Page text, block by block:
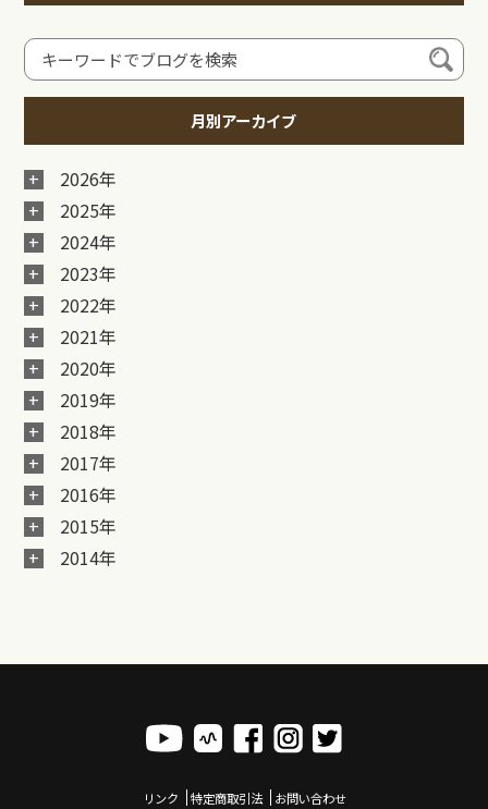
月別アーカイブ
2026年
2025年
2024年
2023年
2022年
2021年
2020年
2019年
2018年
2017年
2016年
2015年
2014年
リンク 特定商取引法 お問い合わせ